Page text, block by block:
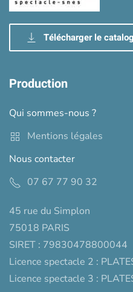
Télécharger le
Production
Qui sommes-nous ?
Mentions légales
Nous contacter
07 67 77 90 32
45 rue du Simplon
75018 PARIS
SIRET : 79830478800044
Licence spectacle 2 :
Licence spectacle 3 :